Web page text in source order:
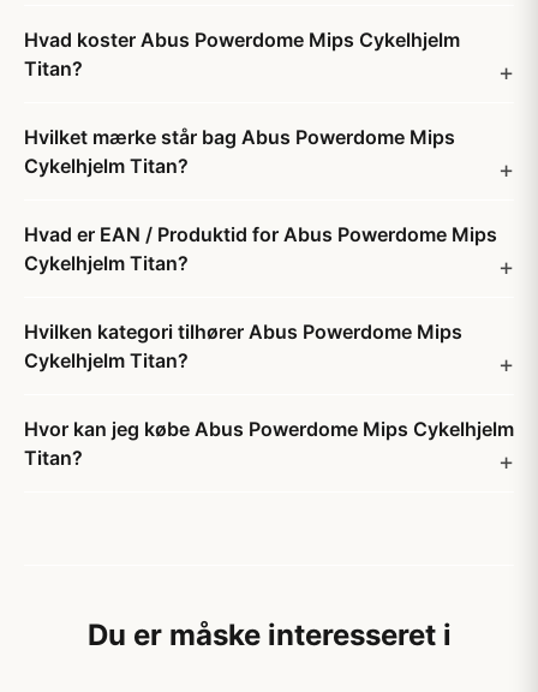
Hvad koster Abus Powerdome Mips Cykelhjelm
Titan?
Hvilket mærke står bag Abus Powerdome Mips
Cykelhjelm Titan?
Hvad er EAN / Produktid for Abus Powerdome Mips
Cykelhjelm Titan?
Hvilken kategori tilhører Abus Powerdome Mips
Cykelhjelm Titan?
Hvor kan jeg købe Abus Powerdome Mips Cykelhjelm
Titan?
Du er måske interesseret i